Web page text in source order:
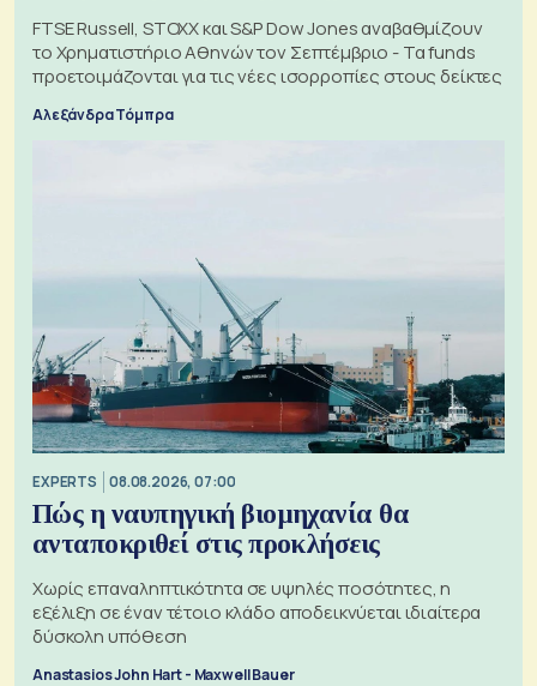
FTSE Russell, STOXX και S&P Dow Jones αναβαθμίζουν
το Χρηματιστήριο Αθηνών τον Σεπτέμβριο - Τα funds
προετοιμάζονται για τις νέες ισορροπίες στους δείκτες
Αλεξάνδρα Τόμπρα
EXPERTS 08.08.2026, 07:00
Πώς η ναυπηγική βιομηχανία θα
ανταποκριθεί στις προκλήσεις
Χωρίς επαναληπτικότητα σε υψηλές ποσότητες, η
εξέλιξη σε έναν τέτοιο κλάδο αποδεικνύεται ιδιαίτερα
δύσκολη υπόθεση
Anastasios John Hart - Maxwell Bauer